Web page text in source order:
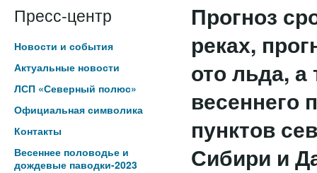
Пресс-центр
Новости и события
Актуальные новости
ЛСП «Северный полюс»
Официальная символика
Контакты
Весеннее половодье и
дождевые паводки-2023
Прогноз
реках,
ото льда,
весеннего
пунктов
Сибири и